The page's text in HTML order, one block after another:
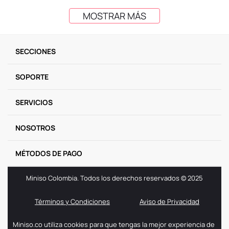
MOSTRAR MÁS
SECCIONES
SOPORTE
SERVICIOS
NOSOTROS
MÉTODOS DE PAGO
Miniso Colombia. Todos los derechos reservados © 2025
Términos y Condiciones Aviso de Privacidad
Miniso.co utiliza cookies para que tengas la mejor experiencia de